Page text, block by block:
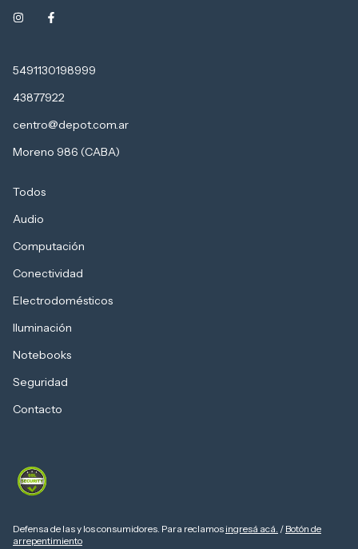
5491130198999
43877922
centro@depot.com.ar
Moreno 986 (CABA)
Todos
Audio
Computación
Conectividad
Electrodomésticos
Iluminación
Notebooks
Seguridad
Contacto
Defensa de las y los consumidores. Para reclamos ingresá acá. / Botón de
arrepentimiento